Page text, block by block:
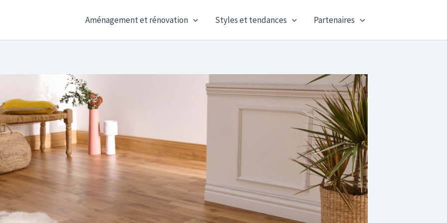
Aménagement et rénovation Styles et tendances Partenaires